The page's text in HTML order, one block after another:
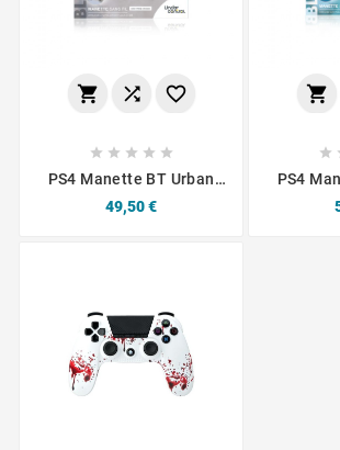
  
    
PS4 Manette BT Urban
Prix
49,50 €


PS4